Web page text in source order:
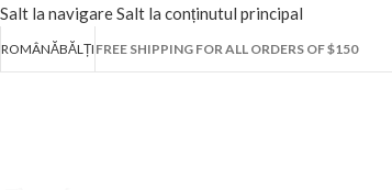
Salt la navigareSalt la conținutul principal
ROMÂNĂBĂLȚI FREE SHIPPING FOR ALL ORDERS OF $150